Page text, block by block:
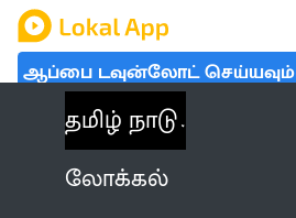
ஆப்பை டவுன்லோட் செய்யவும்
தமிழ் நாடு
லோக்கல்